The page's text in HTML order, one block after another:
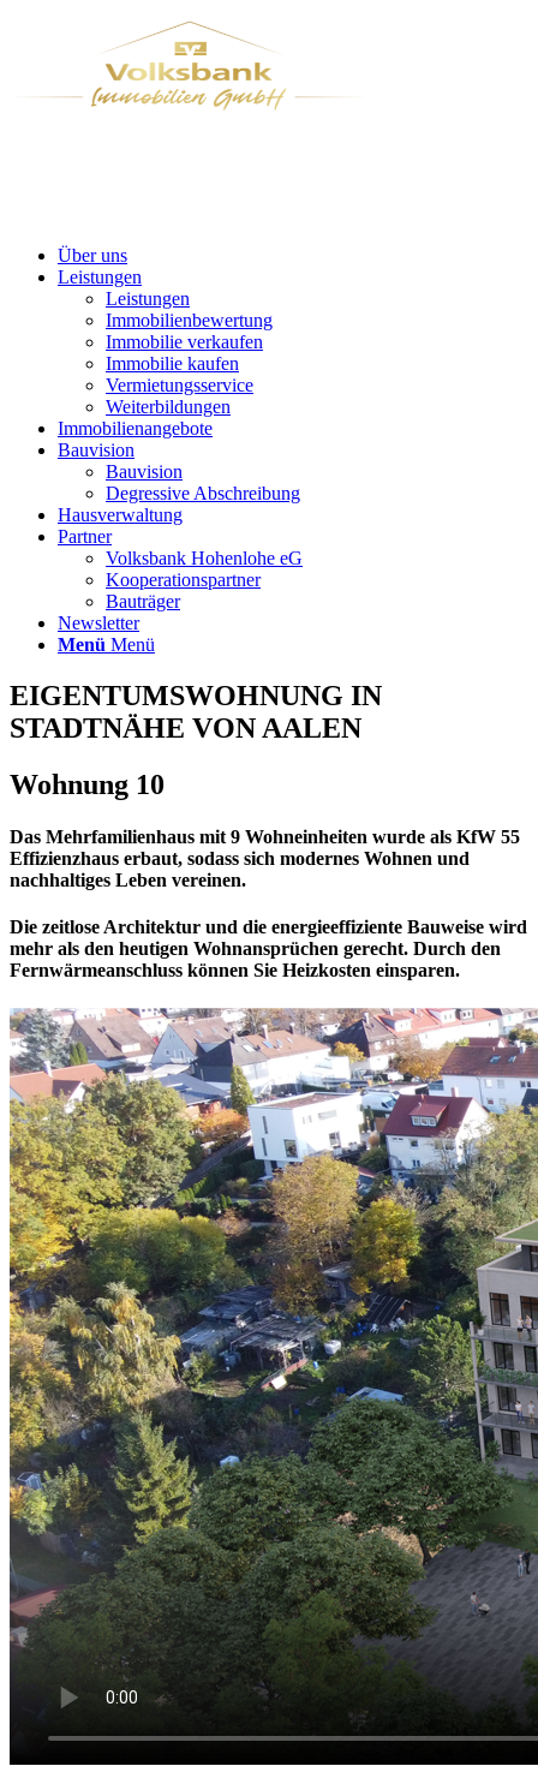
Über uns
Leistungen
Leistungen
Immobilienbewertung
Immobilie verkaufen
Immobilie kaufen
Vermietungsservice
Weiterbildungen
Immobilienangebote
Bauvision
Bauvision
Degressive Abschreibung
Hausverwaltung
Partner
Volksbank Hohenlohe eG
Kooperationspartner
Bauträger
Newsletter
Menü Menü
EIGENTUMSWOHNUNG IN
STADTNÄHE VON AALEN
Wohnung 10
Das Mehrfamilienhaus mit 9 Wohneinheiten wurde als KfW 55
Effizienzhaus erbaut, sodass sich modernes Wohnen und
nachhaltiges Leben vereinen.
Die zeitlose Architektur und die energieeffiziente Bauweise wird
mehr als den heutigen Wohnansprüchen gerecht. Durch den
Fernwärmeanschluss können Sie Heizkosten einsparen.